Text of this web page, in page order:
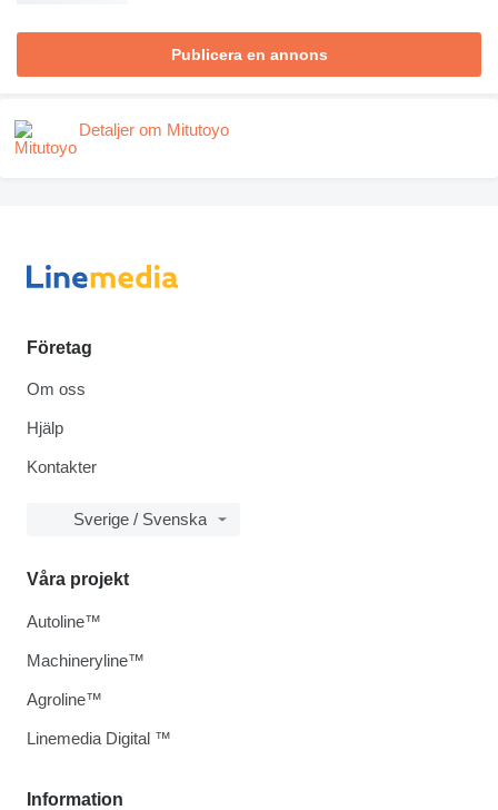
Publicera en annons
Detaljer om Mitutoyo
Företag
Om oss
Hjälp
Kontakter
Sverige / Svenska
Information
Våra projekt
Autoline™
Machineryline™
Agroline™
Linemedia Digital ™